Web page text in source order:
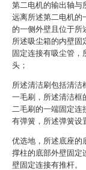
第二电机的输出轴与
远离所述第二电机的
的一侧外壁且位于所
所述吸尘箱的内壁固
固定连接有吸尘管，
头；
所述清洁刷包括清洁
一毛刷，所述清洁框
二毛刷的一端固定连
有弹簧，所述弹簧设
优选地，所述底座的
撑柱的底部外壁固定
壁固定连接有推杆。